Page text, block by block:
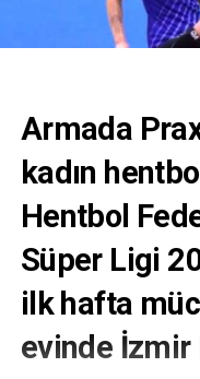
Armada
kadın
Hentbol
Süper Ligi
ilk hafta
evinde İzmir